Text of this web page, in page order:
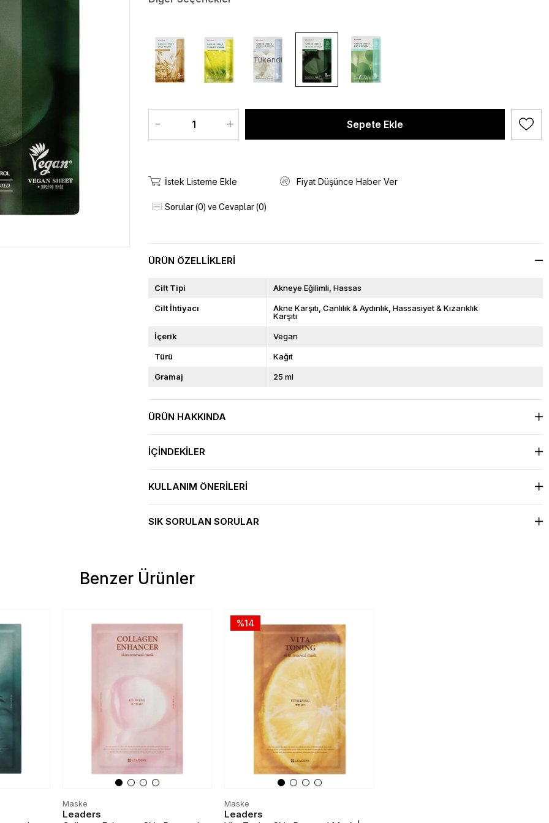
Tükendi
İstek Listeme Ekle Fiyat Düşünce Haber Ver
Sorular (0) ve Cevaplar (0)
ÜRÜN ÖZELLIKLERI
Cilt Tipi Akneye Eğilimli Hassas
Cilt İhtiyacı Akne Karşıtı Canlılık & Aydınlık Hassasiyet & Kızarıklık
Karşıtı
İçerik Vegan
Türü Kağıt
Gramaj 25 ml
ÜRÜN HAKKINDA
İÇINDEKILER
KULLANIM ÖNERILERI
SIK SORULAN SORULAR
Benzer Ürünler
Maske
Leaders
Maske
Leaders
%14